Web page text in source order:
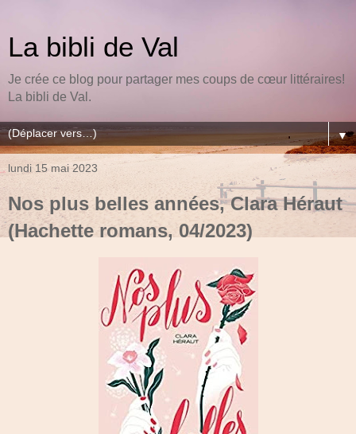
La bibli de Val
Je crée ce blog pour partager mes coups de cœur littéraires!
La bibli de Val.
▼
lundi 15 mai 2023
Nos plus belles années, Clara Héraut
(Hachette romans, 04/2023)